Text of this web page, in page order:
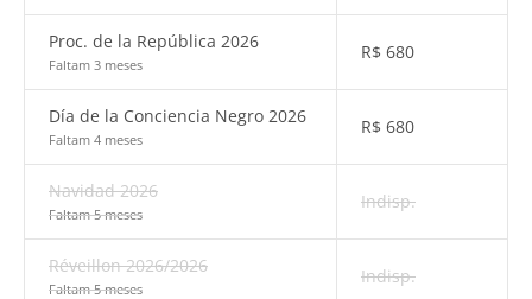
Proc. de la República 2026
Faltam 3 meses
R$ 680
Día de la Conciencia Negro 2026
Faltam 4 meses
R$ 680
Navidad 2026
Faltam 5 meses
Indisp.
Réveillon 2026/2026
Faltam 5 meses
Indisp.